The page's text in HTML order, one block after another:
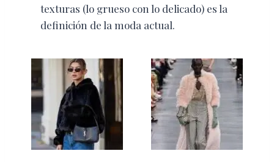
texturas (lo grueso con lo delicado) es la
definición de la moda actual.